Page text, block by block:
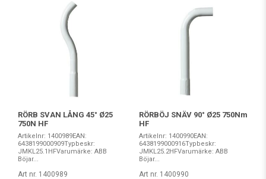
RÖRB SVAN LÅNG 45° Ø25
750N HF
Artikelnr: 1400989EAN:
6438199000909Typbeskr:
JMKL25.1HFVarumärke: ABB
Böjar...
Art nr. 1400989
RÖRBÖJ SNÄV 90° Ø25 750Nm
HF
Artikelnr: 1400990EAN:
6438199000916Typbeskr:
JMKL25.2HFVarumärke: ABB
Böjar...
Art nr. 1400990